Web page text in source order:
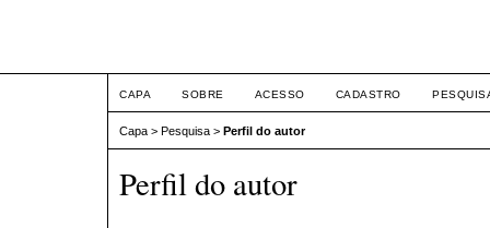
CAPA SOBRE ACESSO CADASTRO
Capa > Pesquisa > Perfil do autor
Perfil do autor